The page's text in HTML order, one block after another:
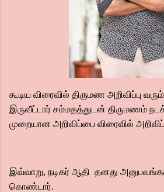
கூடிய விரைவில் திருமண அறிவிப்பு
இருவீட்டார் சம்மதத்துடன் திருமணம்
முறையான அறிவிப்பை விரைவில்
இவ்வாறு, நடிகர் ஆதி தனது
கொண்டார்.